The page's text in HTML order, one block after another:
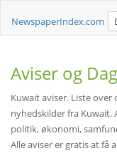
NewspaperIndex.com
Aviser og
Kuwait aviser. Liste
nyhedskilder fra Kuwait.
politik, økonomi,
Alle aviser er gratis at få